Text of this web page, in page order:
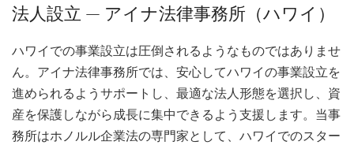
法人設立 — アイナ法律事務所（ハワイ）
ハワイでの事業設立は圧倒されるようなものではありませ
ん。アイナ法律事務所では、安心してハワイの事業設立を
進められるようサポートし、最適な法人形態を選択し、資
産を保護しながら成長に集中できるよう支援します。当事
務所はホノルル企業法の専門家として、ハワイでのスター